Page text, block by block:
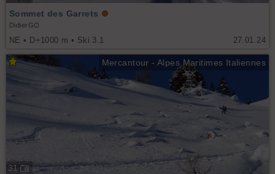
27.01.24
Sommet des Garrets
DidierGO
NE • D+1000 m • Ski 3.1
Mercantour - Alpes Maritimes Italiennes
31